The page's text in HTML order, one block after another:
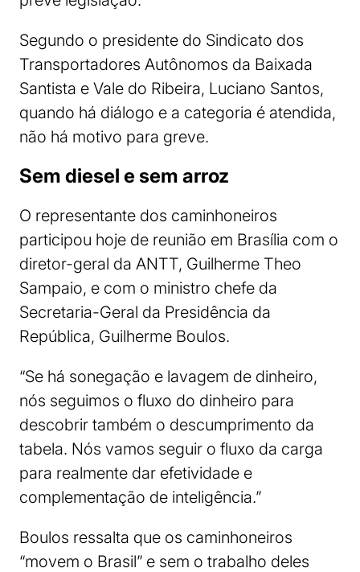
Segundo o presidente do Sindicato dos
Transportadores Autônomos da Baixada
Santista e Vale do Ribeira, Luciano Santos,
quando há diálogo e a categoria é atendida,
não há motivo para greve.
Sem diesel e sem arroz
O representante dos caminhoneiros
participou hoje de reunião em Brasília com o
diretor-geral da ANTT, Guilherme Theo
Sampaio, e com o ministro chefe da
Secretaria-Geral da Presidência da
República, Guilherme Boulos.
“Se há sonegação e lavagem de dinheiro,
nós seguimos o fluxo do dinheiro para
descobrir também o descumprimento da
tabela. Nós vamos seguir o fluxo da carga
para realmente dar efetividade e
complementação de inteligência.”
Boulos ressalta que os caminhoneiros
“movem o Brasil” e sem o trabalho deles